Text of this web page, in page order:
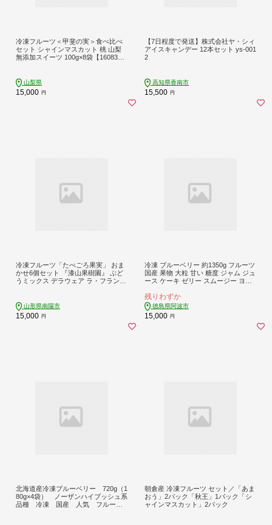
冷凍フルーツ＜甲斐の実＞食べ比べ
セット シャインマスカット 桃 山梨
無添加スイーツ 100g×8袋【160836
山梨県
15,000 円
【7日程度で発送】株式会社ヤ・シィ
アイスキャンデー 12本セット ys-001
2
高知県香南市
15,500 円
冷凍フルーツ「たべごろ果実」 おま
かせ6個セット 『漆山果樹園』 ぶど
うミックス デラウェア ラ・フランス
52]山形県南陽市
15,000 円
冷凍 ブルーベリー 約1350g フルーツ
国産 果物 大粒 甘い 糖度 ジャム ジュ
ース ケーキ ゼリー スムージー ヨー
デザート スイーツ ポリフェノール
アントシアニン 美容 健康 ギフト 贈
答 プレゼント お取り寄せ グルメ 送
料無料 徳島県 阿波市 AWABlueberry
残りわずか
徳島県阿波市
15,000 円
北海道産冷凍ブルーベリー 720g（1
80g×4袋） ノーザンハイブッシュ系
品種 冷凍 国産 人気 フルー
朝倉産 冷凍フルーツ セット／「あま
おう」2パック「秋王」1パック「シ
ャインマスカット」2パック